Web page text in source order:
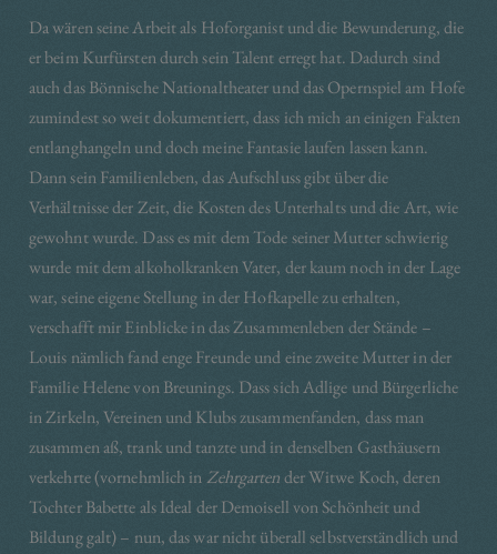
Da wären seine Arbeit als Hoforganist und die Bewunderung, die
er beim Kurfürsten durch sein Talent erregt hat. Dadurch sind
auch das Bönnische Nationaltheater und das Opernspiel am Hofe
zumindest so weit dokumentiert, dass ich mich an einigen Fakten
entlanghangeln und doch meine Fantasie laufen lassen kann.
Dann sein Familienleben, das Aufschluss gibt über die
Verhältnisse der Zeit, die Kosten des Unterhalts und die Art, wie
gewohnt wurde. Dass es mit dem Tode seiner Mutter schwierig
wurde mit dem alkoholkranken Vater, der kaum noch in der Lage
war, seine eigene Stellung in der Hofkapelle zu erhalten,
verschafft mir Einblicke in das Zusammenleben der Stände –
Louis nämlich fand enge Freunde und eine zweite Mutter in der
Familie Helene von Breunings. Dass sich Adlige und Bürgerliche
in Zirkeln, Vereinen und Klubs zusammenfanden, dass man
zusammen aß, trank und tanzte und in denselben Gasthäusern
verkehrte (vornehmlich in Zehrgartender Witwe Koch, deren
Tochter Babette als Ideal der Demoisell von Schönheit und
Bildung galt) – nun, das war nicht überall selbstverständlich und